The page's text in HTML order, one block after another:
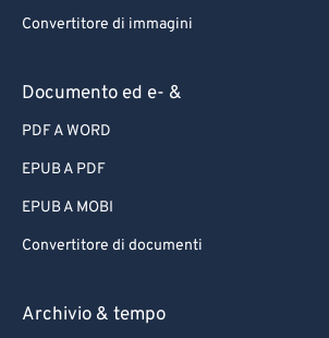
Convertitore di immagini
Documento ed e- &
PDF A WORD
EPUB A PDF
EPUB A MOBI
Convertitore di documenti
Archivio & tempo